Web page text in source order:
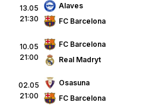
13.05
21:30
Alaves
FC Barcelona
10.05
21:00
FC Barcelona
Real Madryt
02.05
21:00
Osasuna
FC Barcelona